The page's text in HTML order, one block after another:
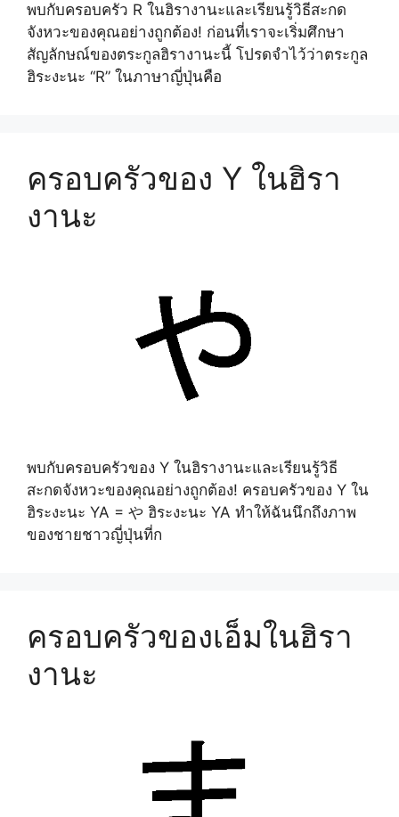
พบกับครอบครัว R ในฮิรางานะและเรียนรู้วิธีสะกด
จังหวะของคุณอย่างถูกต้อง! ก่อนที่เราจะเริ่มศึกษา
สัญลักษณ์ของตระกูลฮิรางานะนี้ โปรดจำไว้ว่าตระกูล
ฮิระงะนะ “R” ในภาษาญี่ปุ่นคือ
ครอบครัวของ Y ในฮิรา
งานะ
พบกับครอบครัวของ Y ในฮิรางานะและเรียนรู้วิธี
สะกดจังหวะของคุณอย่างถูกต้อง! ครอบครัวของ Y ใน
ฮิระงะนะ YA = や ฮิระงะนะ YA ทำให้ฉันนึกถึงภาพ
ของชายชาวญี่ปุ่นที่ก
ครอบครัวของเอ็มในฮิรา
งานะ